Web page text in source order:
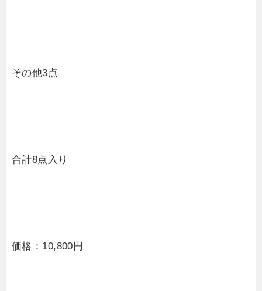
その他3点
合計8点入り
価格：10,800円